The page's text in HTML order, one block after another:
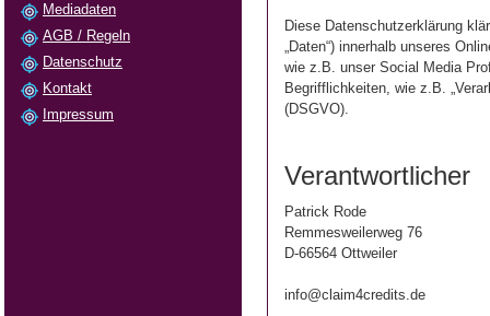
Mediadaten
AGB / Regeln
Datenschutz
Kontakt
Impressum
Diese Datenschutzerklärung
„Daten“) innerhalb unseres
wie z.B. unser Social Media
Begrifflichkeiten, wie z.B.
(DSGVO).
Verantwortlicher
Patrick Rode
Remmesweilerweg 76
D-66564 Ottweiler
info@claim4credits.de